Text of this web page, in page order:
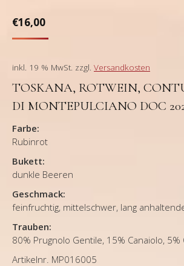
€16,00
inkl. 19 % MwSt. zzgl. Versandkosten
TOSKANA, ROTWEIN,
DI MONTEPULCIANO DOC
Farbe:
Rubinrot
Bukett:
dunkle Beeren
Geschmack:
feinfruchtig, mittelschwer, lang
Trauben:
80% Prugnolo Gentile, 15% Canaiolo, 5%
Artikelnr. MP016005